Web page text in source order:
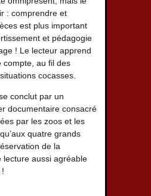
: comprendre et
est plus important
et pédagogie
! Le lecteur apprend
compte, au fil des
cocasses.
conclut par un
documentaire consacré
par les zoos et les
quatre grands
de la
lecture aussi agréable